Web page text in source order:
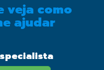
Commission |
veja como
ajudar